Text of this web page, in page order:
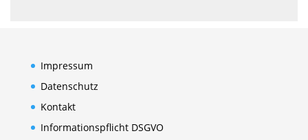
Impressum
Datenschutz
Kontakt
Informationspflicht DSGVO